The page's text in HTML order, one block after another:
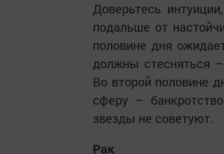
Доверьтесь
подальше от
половине дня
должны стесняться
Во второй половине
сферу –
звезды не советуют.
Рак